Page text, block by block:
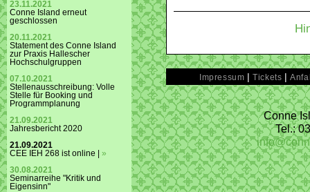
23.11.2021
Conne Island erneut
geschlossen
20.11.2021
Statement des Conne Island
zur Praxis Hallescher
Hochschulgruppen
07.10.2021
Stellenausschreibung: Volle
Stelle für Booking und
Programmplanung
21.09.2021
Jahresbericht 2020
21.09.2021
CEE IEH 268 ist online | »
30.08.2021
Seminarreihe "Kritik und
Eigensinn"
Impressum | Tickets |
Conne
Tel.: